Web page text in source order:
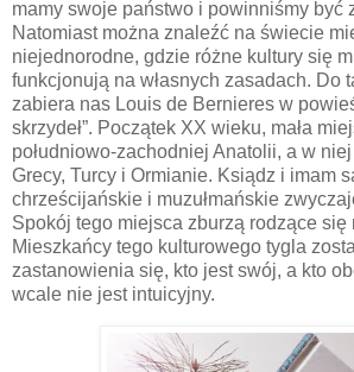
mamy swoje państwo i powinniśmy być
Natomiast można znaleźć na świecie
niejednorodne, gdzie różne kultury się
funkcjonują na własnych zasadach. Do
zabiera nas Louis de Bernieres w
skrzydeł”. Początek XX wieku, mała
południowo-zachodniej Anatolii, a w
Grecy, Turcy i Ormianie. Ksiądz i imam
chrześcijańskie i muzułmańskie
Spokój tego miejsca zburzą rodzące się
Mieszkańcy tego kulturowego tygla
zastanowienia się, kto jest swój, a kto
wcale nie jest intuicyjny.